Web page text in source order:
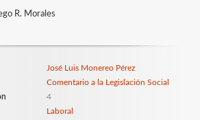
R. Morales
José Luis Monereo Pérez
Comentario a la Legislación Social
4
Laboral